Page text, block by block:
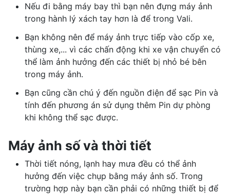
Nếu đi bằng máy bay thì bạn nên đựng máy ảnh
trong hành lý xách tay hơn là để trong Vali.
Bạn không nên để máy ảnh trực tiếp vào cốp xe,
thùng xe,... vì các chấn động khi xe vận chuyển có
thể làm ảnh hưởng đến các thiết bị nhỏ bé bên
trong máy ảnh.
Bạn cũng cần chú ý đến nguồn điện để sạc Pin và
tính đến phương án sử dụng thêm Pin dự phòng
khi không thể sạc được.
Máy ảnh số và thời tiết
Thời tiết nóng, lạnh hay mưa đều có thể ảnh
hưởng đến việc chụp bằng máy ảnh số. Trong
trường hợp này bạn cần phải có những thiết bị để